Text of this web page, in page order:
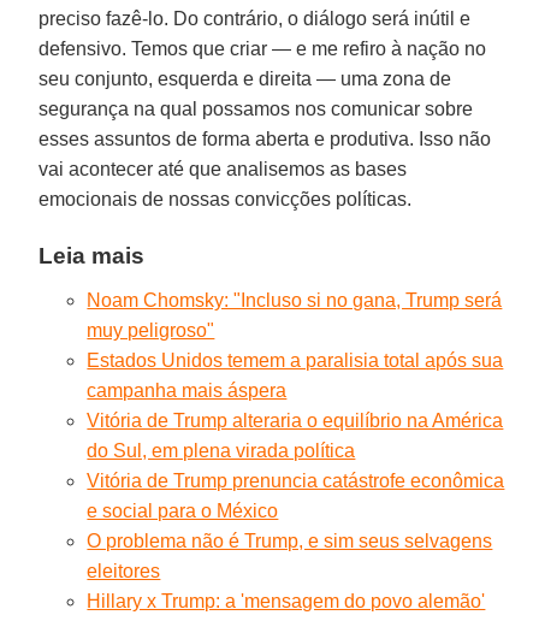
preciso fazê-lo. Do contrário, o diálogo será inútil e
defensivo. Temos que criar — e me refiro à nação no
seu conjunto, esquerda e direita — uma zona de
segurança na qual possamos nos comunicar sobre
esses assuntos de forma aberta e produtiva. Isso não
vai acontecer até que analisemos as bases
emocionais de nossas convicções políticas.
Leia mais
Noam Chomsky: "Incluso si no gana, Trump será
muy peligroso"
Estados Unidos temem a paralisia total após sua
campanha mais áspera
Vitória de Trump alteraria o equilíbrio na América
do Sul, em plena virada política
Vitória de Trump prenuncia catástrofe econômica
e social para o México
O problema não é Trump, e sim seus selvagens
eleitores
Hillary x Trump: a 'mensagem do povo alemão'